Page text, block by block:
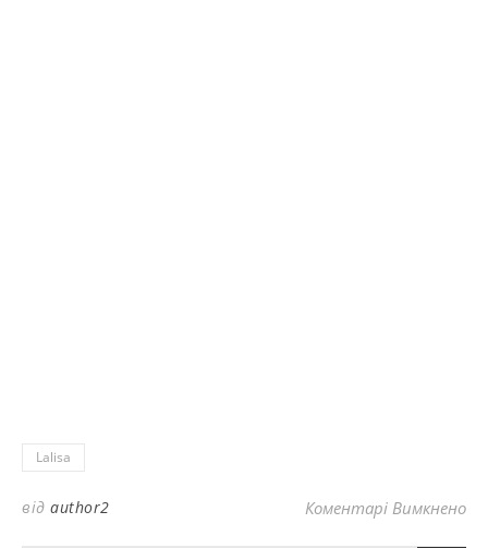
Lalisa
від author2 Коментарі Вимкненодо